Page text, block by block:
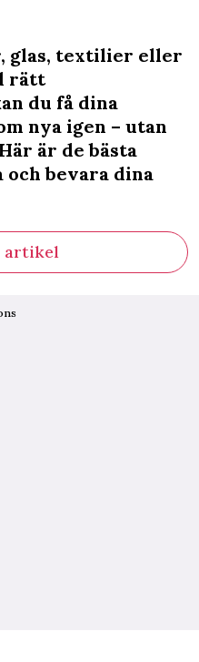
glas, textilier eller
rätt
du få dina
nya igen – utan
är de bästa
bevara dina
artikel